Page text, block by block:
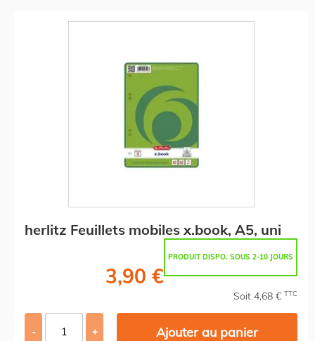
herlitz Feuillets mobiles x.book, A5, uni
PRODUIT DISPO. SOUS 2-10 JOURS
3,90 €
Soit 4,68 € TTC
- + Ajouter au panier